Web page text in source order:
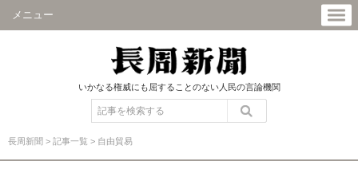
メニュー
いかなる権威にも屈することのない人民の言論機関
長周新聞 > 記事一覧 > 自由貿易